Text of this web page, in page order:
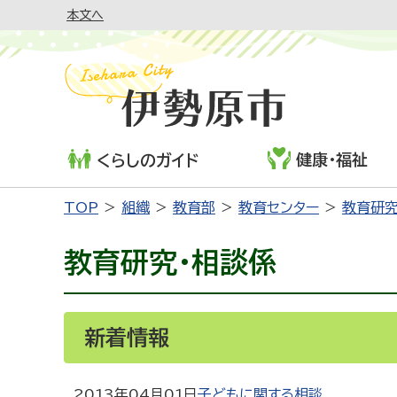
本文へ
くらしのガイド 健康・福祉
TOP 組織 教育部 教育センター 教育研
教育研究・相談係
新着情報